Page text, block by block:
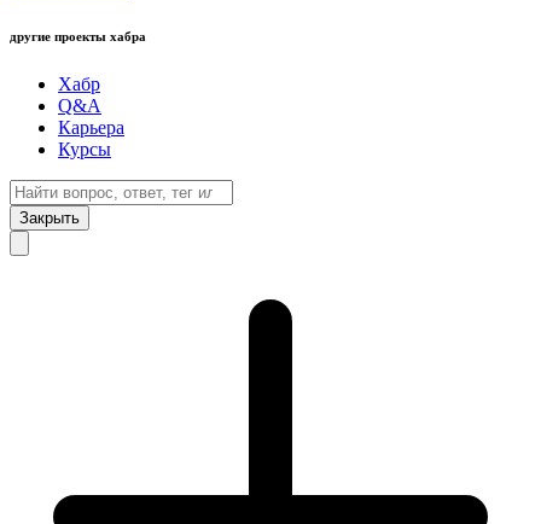
другие проекты хабра
Хабр
Q&A
Карьера
Курсы
Закрыть